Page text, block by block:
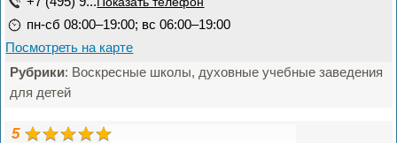
пн-сб 08:00–19:00; вс 06:00–19:00
Посмотреть на карте
Рубрики: Воскресные школы, духовные учебные заведения
для детей
5